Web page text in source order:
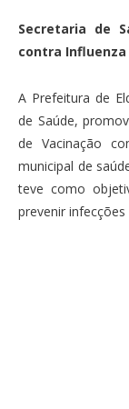
Secretaria de
contra Influenza
A Prefeitura de
de Saúde,
de Vacinação
municipal de
teve como
prevenir infecções